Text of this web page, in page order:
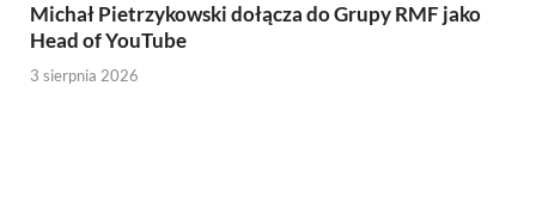
Michał Pietrzykowski dołącza do Grupy RMF jako
Head of YouTube
3 sierpnia 2026